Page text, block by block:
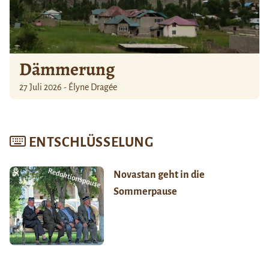
Dämmerung
27 Juli 2026 - Élyne Dragée
ENTSCHLÜSSELUNG
Novastan geht in die
Sommerpause